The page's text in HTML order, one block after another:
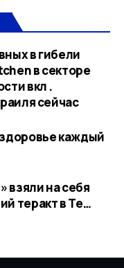
в гибели
в секторе
вкл .
сейчас
каждый
на себя
теракт в Те…